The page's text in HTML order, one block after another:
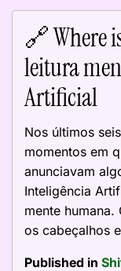
🔗 Where
leitura
Artificial
Nos últimos
momentos em
anunciavam
Inteligência
mente
os cabeçalhos
Published in